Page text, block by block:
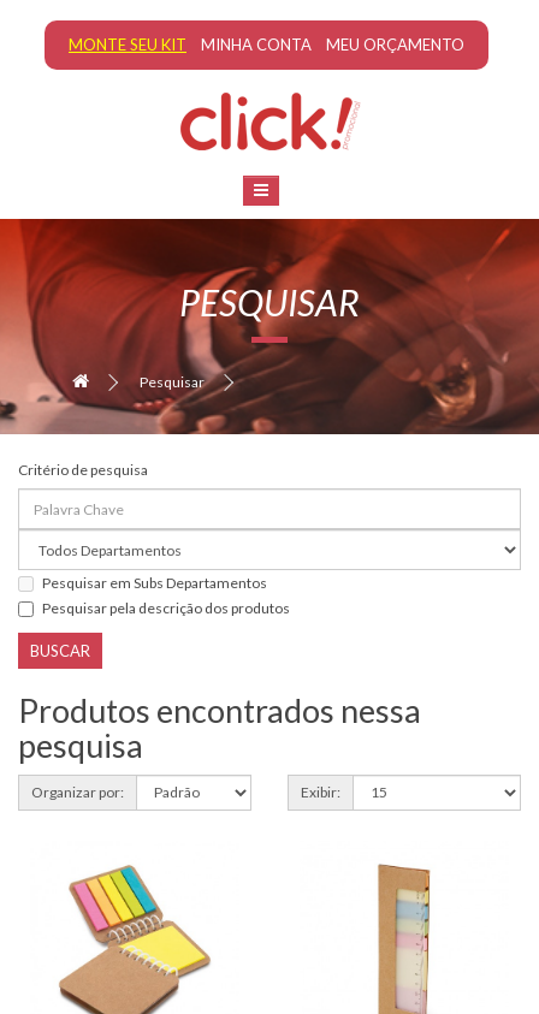
MONTE SEU KIT MINHA CONTA MEU ORÇAMENTO
PESQUISAR
Pesquisar
Critério de pesquisa
Pesquisar em Subs Departamentos
Pesquisar pela descrição dos produtos
Produtos encontrados nessa
pesquisa
Organizar por: Exibir: